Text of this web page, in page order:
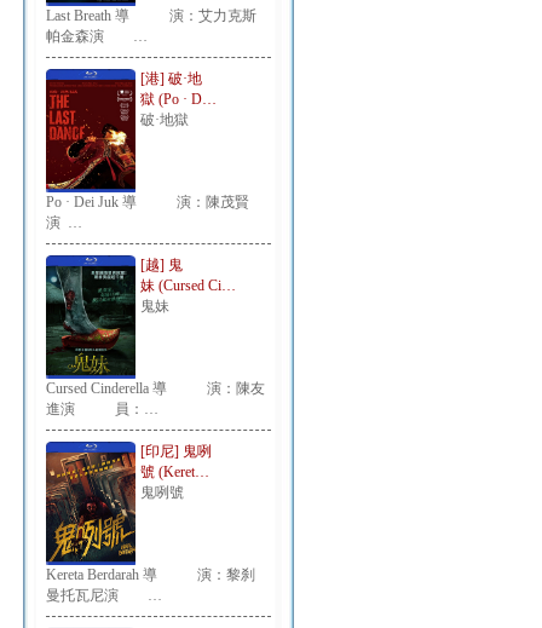
Last Breath 導 演：艾力克斯
帕金森演 …
[港] 破·地
獄 (Po · D…
破·地獄
Po · Dei Juk 導 演：陳茂賢
演 …
[越] 鬼
妹 (Cursed Ci…
鬼妹
Cursed Cinderella 導 演：陳友
進演 員：…
[印尼] 鬼咧
號 (Keret…
鬼咧號
Kereta Berdarah 導 演：黎刹
曼托瓦尼演 …